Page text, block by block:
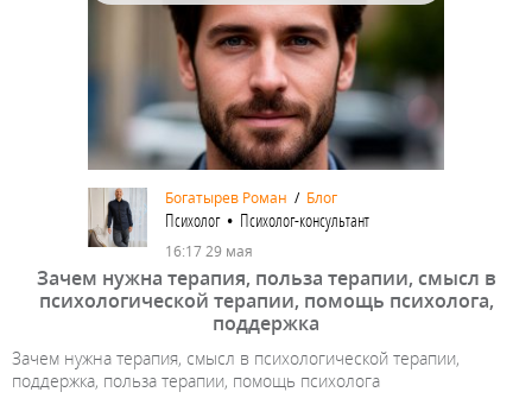
Богатырев Роман / Блог
Психолог • Психолог-консультант
16:17 29 мая
Зачем нужна терапия, польза терапии, смысл в
психологической терапии, помощь психолога,
поддержка
Зачем нужна терапия, смысл в психологической терапии,
поддержка, польза терапии, помощь психолога